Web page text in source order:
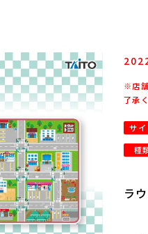
※店
了承
サ
種
ラ